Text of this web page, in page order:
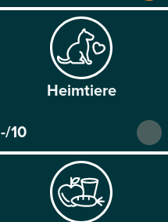
Heim­tiere
-/10